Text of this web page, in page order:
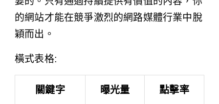
的網站才能在競爭激烈的網路媒體行業中脫
穎而出。
橫式表格:
關鍵字 曝光量 點擊率